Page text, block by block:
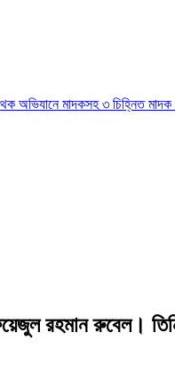
মাদকসহ ৩ চিহ্নিত মাদক
রহমান রুবেল।